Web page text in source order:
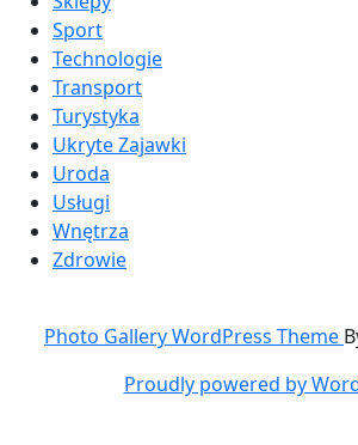
Sport
Technologie
Transport
Turystyka
Ukryte Zajawki
Uroda
Usługi
Wnętrza
Zdrowie
Photo Gallery WordPress Theme
Proudly powered by